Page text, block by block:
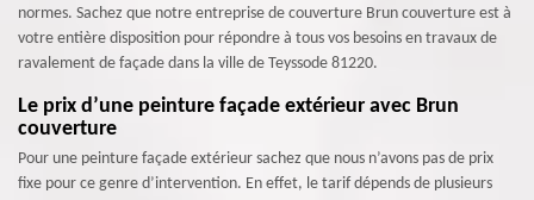
normes. Sachez que notre entreprise de couverture Brun couverture est à
votre entière disposition pour répondre à tous vos besoins en travaux de
ravalement de façade dans la ville de Teyssode 81220.
Le prix d’une peinture façade extérieur avec Brun
couverture
Pour une peinture façade extérieur sachez que nous n’avons pas de prix
fixe pour ce genre d’intervention. En effet, le tarif dépends de plusieurs